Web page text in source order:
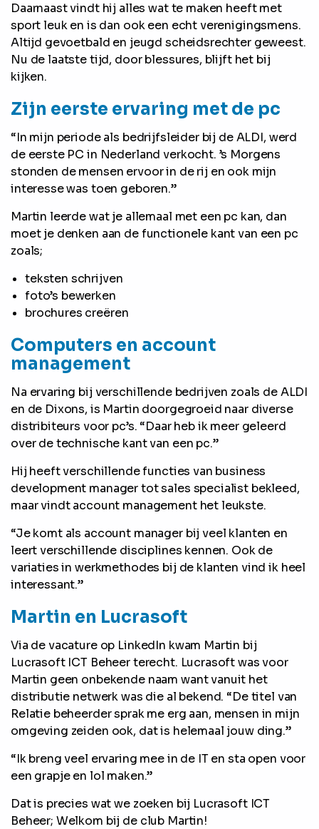
Daarnaast vindt hij alles wat te maken heeft met
sport leuk en is dan ook een echt verenigingsmens.
Altijd gevoetbald en jeugd scheidsrechter geweest.
Nu de laatste tijd, door blessures, blijft het bij
kijken.
Zijn eerste ervaring met de pc
“In mijn periode als bedrijfsleider bij de ALDI, werd
de eerste PC in Nederland verkocht. ’s Morgens
stonden de mensen ervoor in de rij en ook mijn
interesse was toen geboren.”
Martin leerde wat je allemaal met een pc kan, dan
moet je denken aan de functionele kant van een pc
zoals;
teksten schrijven
foto’s bewerken
brochures creëren
Computers en account
management
Na ervaring bij verschillende bedrijven zoals de ALDI
en de Dixons, is Martin doorgegroeid naar diverse
distribiteurs voor pc’s. “Daar heb ik meer geleerd
over de technische kant van een pc.”
Hij heeft verschillende functies van business
development manager tot sales specialist bekleed,
maar vindt account management het leukste.
“Je komt als account manager bij veel klanten en
leert verschillende disciplines kennen. Ook de
variaties in werkmethodes bij de klanten vind ik heel
interessant.”
Martin en Lucrasoft
Via de vacature op LinkedIn kwam Martin bij
Lucrasoft ICT Beheer terecht. Lucrasoft was voor
Martin geen onbekende naam want vanuit het
distributie netwerk was die al bekend. “De titel van
Relatie beheerder sprak me erg aan, mensen in mijn
omgeving zeiden ook, dat is helemaal jouw ding.”
“Ik breng veel ervaring mee in de IT en sta open voor
een grapje en lol maken.”
Dat is precies wat we zoeken bij Lucrasoft ICT
Beheer; Welkom bij de club Martin!